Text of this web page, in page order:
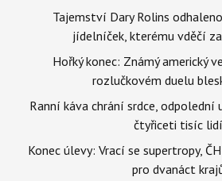
Tajemství Dary Rolins
jídelníček, kterému vděčí
Hořký konec: Známý americký
rozlučkovém duelu
Ranní káva chrání srdce, odpolední
čtyřiceti tisíc lidí
Konec úlevy: Vrací se supertropy,
pro dvanáct